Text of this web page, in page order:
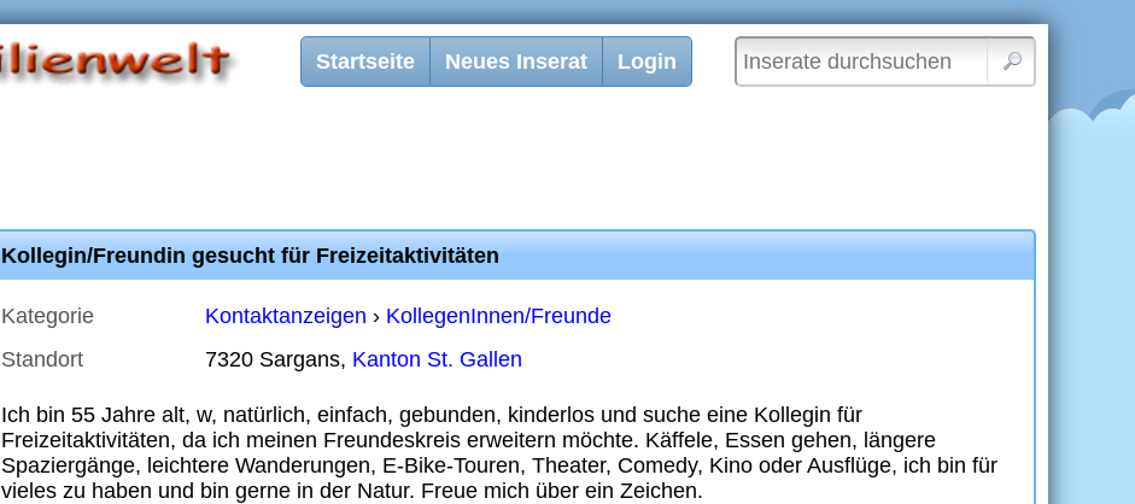
Startseite Neues Inserat Login
Kollegin/Freundin gesucht für Freizeitaktivitäten
Kategorie Kontaktanzeigen › KollegenInnen/Freunde
Standort
7320 Sargans, Kanton St. Gallen
Ich bin 55 Jahre alt, w, natürlich, einfach, gebunden, kinderlos und suche eine Kollegin für
Freizeitaktivitäten, da ich meinen Freundeskreis erweitern möchte. Käffele, Essen gehen, längere
Spaziergänge, leichtere Wanderungen, E-Bike-Touren, Theater, Comedy, Kino oder Ausflüge, ich bin für
vieles zu haben und bin gerne in der Natur. Freue mich über ein Zeichen.